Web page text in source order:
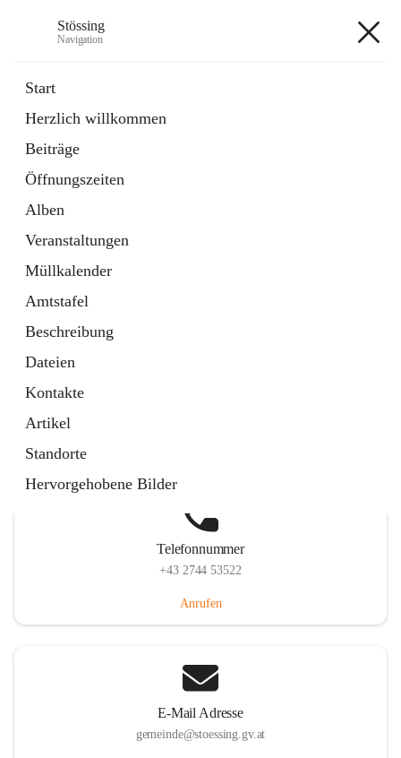
Stössing
Navigation
Start
Herzlich willkommen
Beiträge
Öffnungszeiten
Alben
Veranstaltungen
Müllkalender
Amtstafel
Beschreibung
Dateien
Kontakte
Artikel
Standorte
Hervorgehobene Bilder
Datei
in
Tab
Kindergarten
öffnet
in
neuem
Tab
Telefonnummer
+43 2744 53522
Anrufen
E-Mail Adresse
gemeinde@stoessing.gv.at